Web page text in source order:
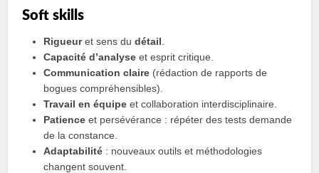
Soft skills
Rigueuret sens dudétail
Capacité d’analyse et esprit critique.
Communication claire (rédaction de rapports de
bogues compréhensibles).
Travail en équipe et collaboration interdisciplinaire.
Patience et persévérance : répéter des tests demande
de la constance.
Adaptabilité : nouveaux outils et méthodologies
changent souvent.